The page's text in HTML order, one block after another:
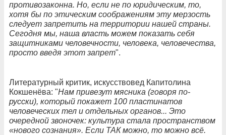
противозаконна. Но, если не по юридическим, то,
хотя бы по этическим соображениям эту мерзость
следует запретить на территории нашей страны.
Сегодня мы, наша власть можем показать себя
защитниками человечности, человека, человечества,
просто введя этот запрет".
Литературный критик, искусствовед Капитолина
Кокшенёва: "Нам привезут мясника (говоря по-
русски), который покажет 100 пластинатов
человеческих тел и отдельных органов... Это
очередной звоночек: культура стала пространством
«нового сознания». Если ТАК можно, то можно всё.